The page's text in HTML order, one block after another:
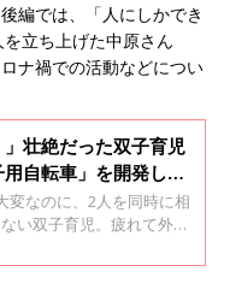
編では、「人にしかでき
立ち上げた中原さん
ナ禍での活動などについ
」壮絶だった双子育児
自転車」を開発し、
のママ
変なのに、2人を同時に相
い双子育児。疲れて外出
りません。そんな状況を